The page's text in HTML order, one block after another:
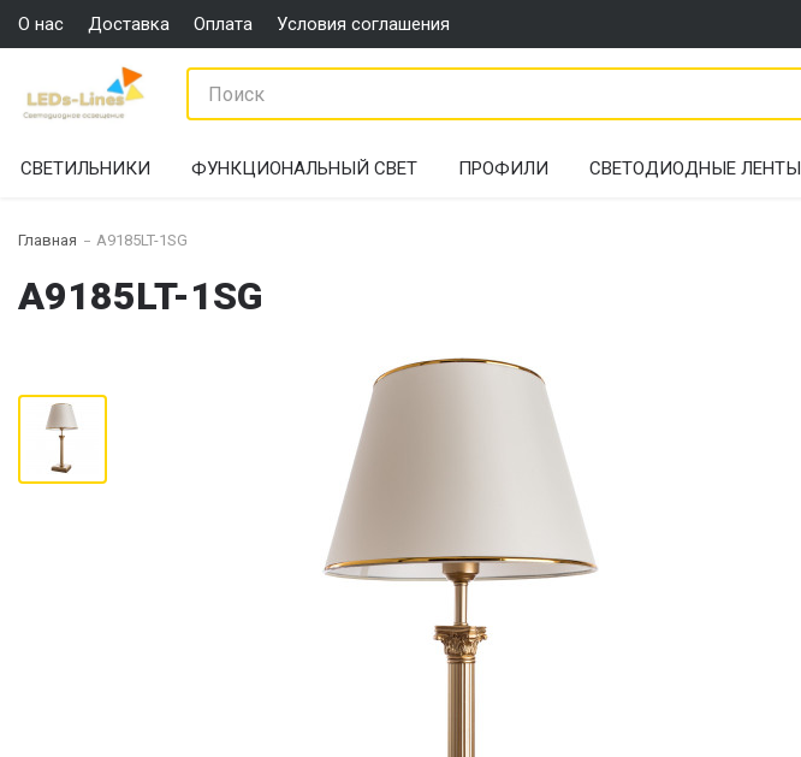
О нас Доставка Оплата Условия соглашения
СВЕТИЛЬНИКИ ФУНКЦИОНАЛЬНЫЙ СВЕТ ПРОФИЛИ СВЕТОДИОДНЫЕ ЛЕНТЫ
Главная A9185LT-1SG
A9185LT-1SG